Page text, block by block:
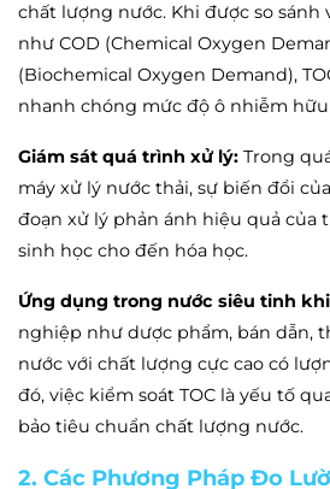
chất lượng nước. Khi được so sánh
như COD (Chemical Oxygen
(Biochemical Oxygen Demand),
nhanh chóng mức độ ô nhiễm hữu
Giám sát quá trình xử lý: Trong
máy xử lý nước thải, sự biến đổi
đoạn xử lý phản ánh hiệu quả của
sinh học cho đến hóa học.
Ứng dụng trong nước siêu tinh
nghiệp như dược phẩm, bán dẫn,
nước với chất lượng cực cao có
đó, việc kiểm soát TOC là yếu tố
bảo tiêu chuẩn chất lượng nước.
2. Các Phương Pháp Đo